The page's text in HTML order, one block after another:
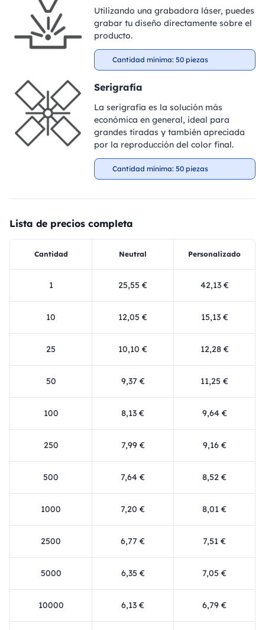
Utilizando una grabadora láser, puedes
grabar tu diseño directamente sobre el
producto.
Cantidad mínima: 50 piezas
Serigrafía
La serigrafía es la solución más
económica en general, ideal para
grandes tiradas y también apreciada
por la reproducción del color final.
Cantidad mínima: 50 piezas
Lista de precios completa
Cantidad Neutral Personalizado
1 25,55 € 42,13 €
10 12,05 € 15,13 €
25 10,10 € 12,28 €
50 9,37 € 11,25 €
100 8,13 € 9,64 €
250 7,99 € 9,16 €
500 7,64 € 8,52 €
1000 7,20 € 8,01 €
2500 6,77 € 7,51 €
5000 6,35 € 7,05 €
10000 6,13 € 6,79 €